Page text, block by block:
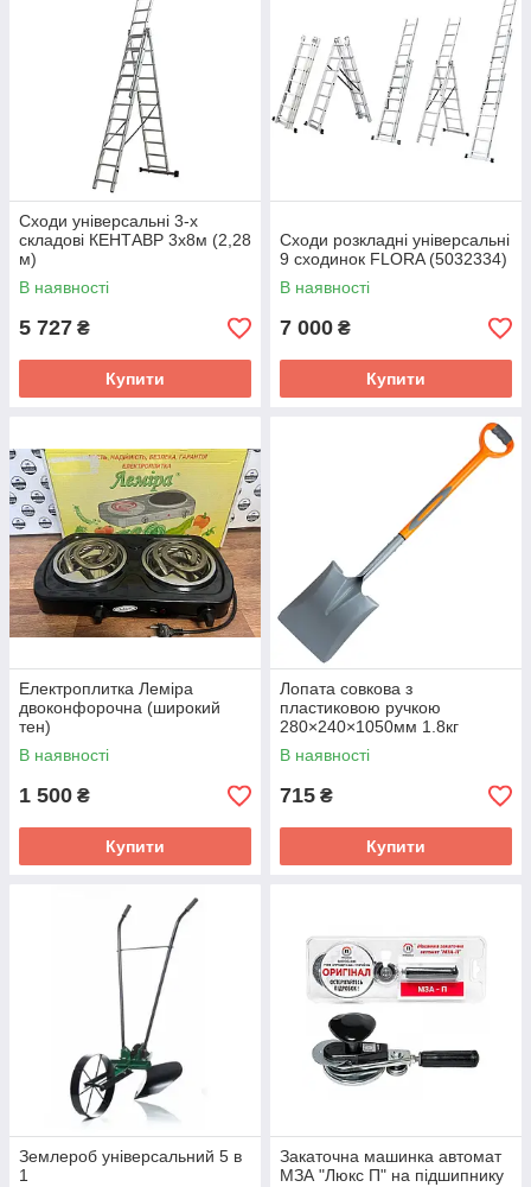
Сходи універсальні 3-х
складові КЕНТАВР 3х8м (2,28
м)
В наявності
5 727 ₴
Купити
Сходи розкладні універсальні
9 сходинок FLORA (5032334)
В наявності
7 000 ₴
Купити
Електроплитка Леміра
двоконфорочна (широкий
тен)
В наявності
1 500 ₴
Купити
Лопата совкова з
пластиковою ручкою
280×240×1050мм 1.8кг
FLORA (5046034)
В наявності
715 ₴
Купити
Землероб універсальний 5 в
1
Закаточна машинка автомат
МЗА "Люкс П" на підшипнику